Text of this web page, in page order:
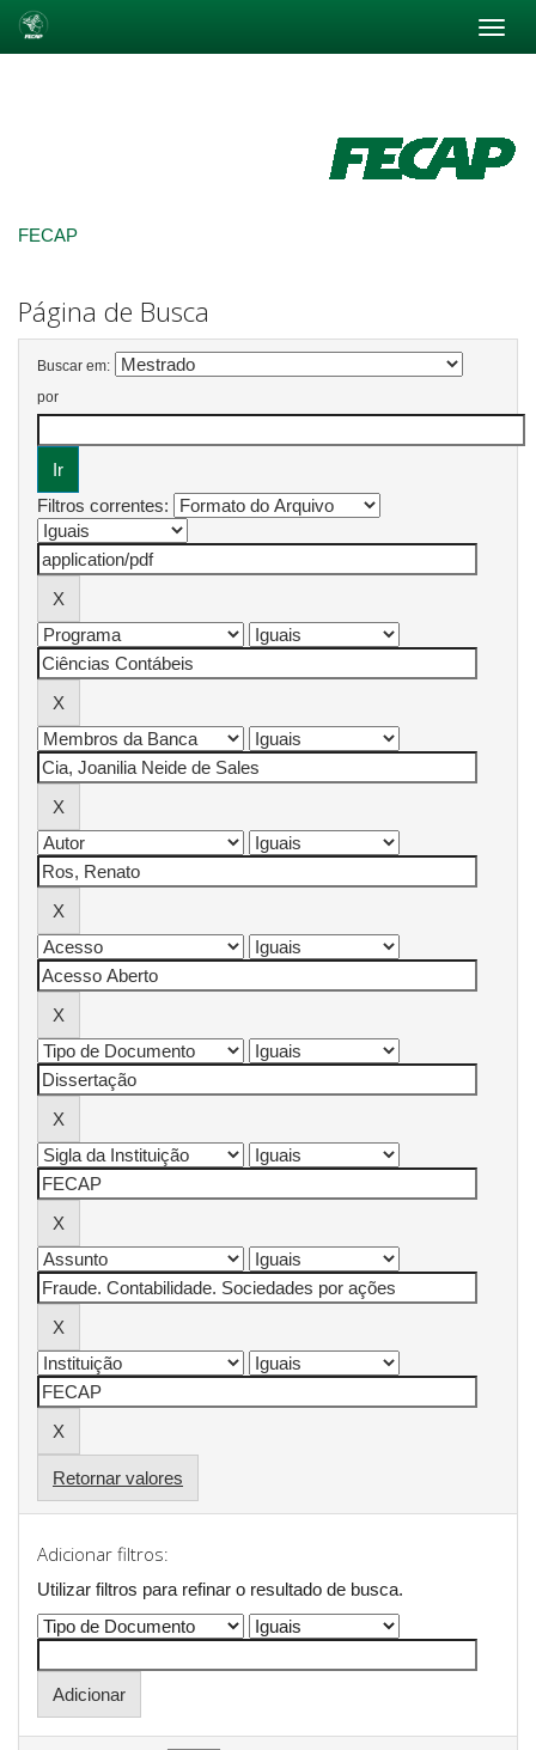
FECAP
Página de Busca
Buscar em:
por
Filtros correntes:
Retornar valores
Adicionar filtros:
Utilizar filtros para refinar o resultado de busca.